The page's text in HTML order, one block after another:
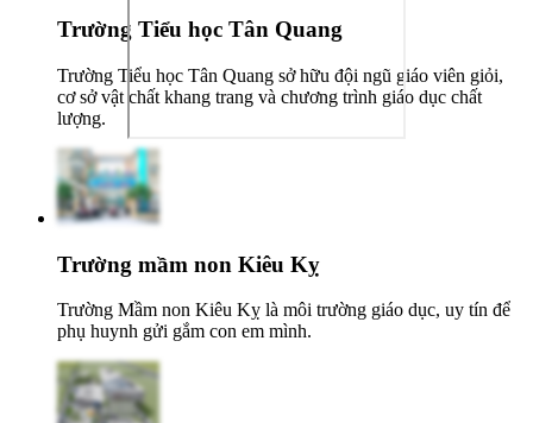
Trường Tiểu học Tân Quang
Trường Tiểu học Tân Quang sở hữu đội ngũ giáo viên giỏi,
cơ sở vật chất khang trang và chương trình giáo dục chất
lượng.
Trường mầm non Kiêu Kỵ
Trường Mầm non Kiêu Kỵ là môi trường giáo dục, uy tín để
phụ huynh gửi gắm con em mình.